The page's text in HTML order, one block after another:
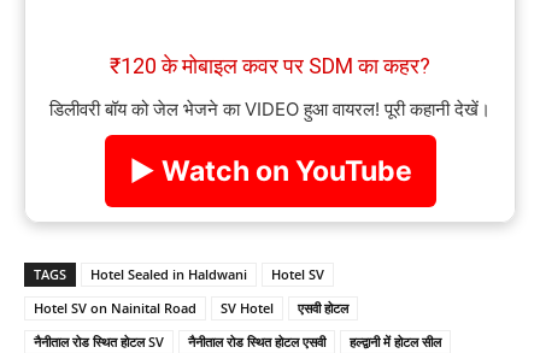
₹120 के मोबाइल कवर पर SDM का कहर?
डिलीवरी बॉय को जेल भेजने का VIDEO हुआ वायरल! पूरी कहानी देखें।
▶ Watch on YouTube
TAGS Hotel Sealed in Haldwani
Hotel SV
Hotel SV on Nainital Road
SV Hotel
एसवी होटल
नैनीताल रोड स्थित होटल SV
नैनीताल रोड स्थित होटल एसवी
हल्द्वानी में होटल सील